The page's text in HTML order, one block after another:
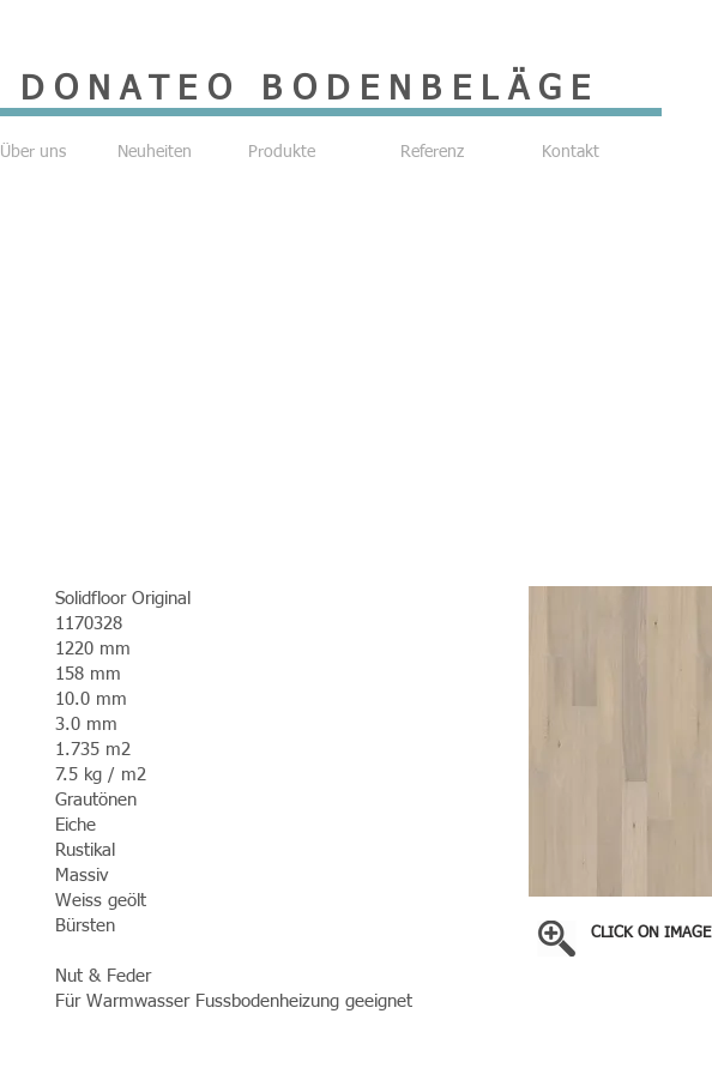
DONATEO BODENBELÄGE
Über uns Neuheiten Produkte Referenz Kontakt
Solidfloor Original
1170328
1220 mm
158 mm
10.0 mm
3.0 mm
1.735 m2
7.5 kg / m2
Grautönen
Eiche
Rustikal
Massiv
Weiss geölt
Bürsten
Nut & Feder
Für Warmwasser Fussbodenheizung geeignet
CLICK ON IMAGE